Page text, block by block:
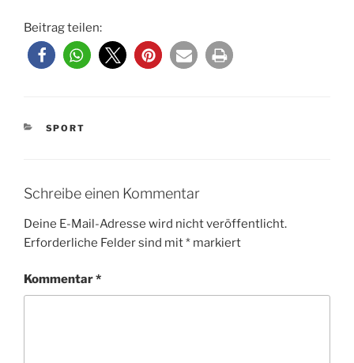
Beitrag teilen:
KATEGORIEN
SPORT
Schreibe einen Kommentar
Deine E-Mail-Adresse wird nicht veröffentlicht.
Erforderliche Felder sind mit* markiert
Kommentar*